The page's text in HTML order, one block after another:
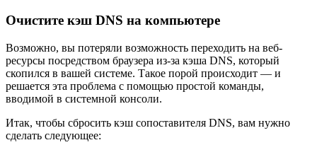
Очистите кэш DNS на компьютере
Возможно, вы потеряли возможность переходить на веб-
ресурсы посредством браузера из-за кэша DNS, который
скопился в вашей системе. Такое порой происходит — и
решается эта проблема с помощью простой команды,
вводимой в системной консоли.
Итак, чтобы сбросить кэш сопоставителя DNS, вам нужно
сделать следующее: